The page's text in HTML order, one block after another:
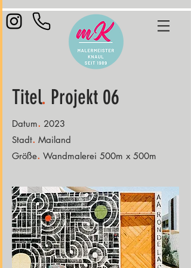
Titel. Projekt 06
Datum. 2023
Stadt. Mailand
Größe. Wandmalerei 500m x 500m